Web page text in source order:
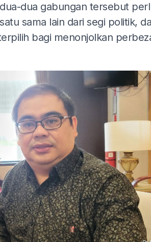
dua gabungan tersebut
sama lain dari segi politik,
bagi menonjolkan